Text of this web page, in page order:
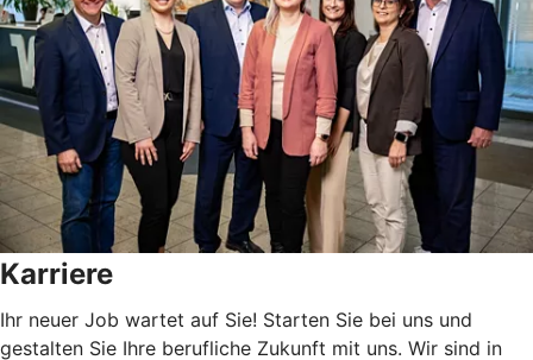
Karriere
Ihr neuer Job wartet auf Sie! Starten Sie bei uns und
gestalten Sie Ihre berufliche Zukunft mit uns. Wir sind in